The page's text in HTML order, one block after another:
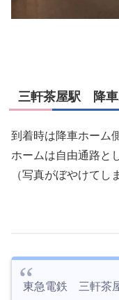
三軒茶屋駅 降車
到着時は降車ホーム
ホームは自由通路と
（写真がぼやけてし
東急電鉄 三軒茶